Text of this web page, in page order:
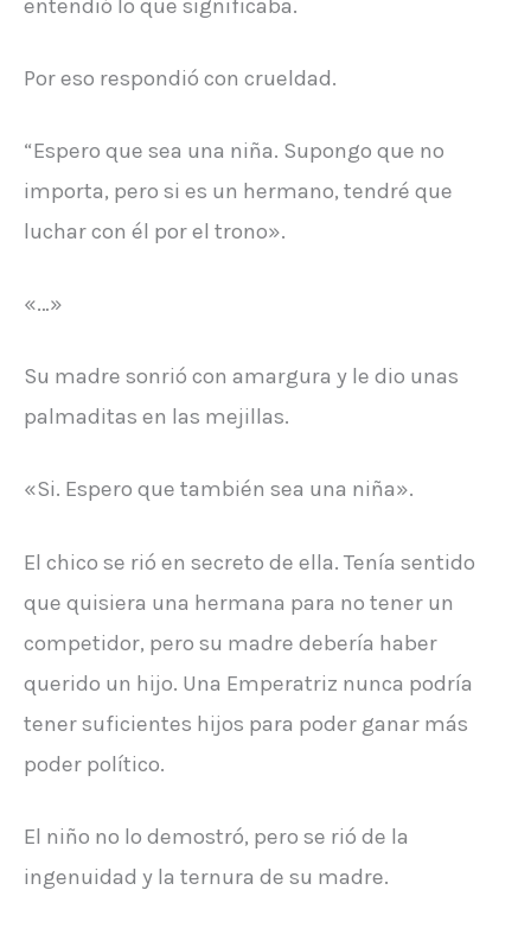
entendió lo que significaba.
Por eso respondió con crueldad.
“Espero que sea una niña. Supongo que no
importa, pero si es un hermano, tendré que
luchar con él por el trono».
«…»
Su madre sonrió con amargura y le dio unas
palmaditas en las mejillas.
«Si. Espero que también sea una niña».
El chico se rió en secreto de ella. Tenía sentido
que quisiera una hermana para no tener un
competidor, pero su madre debería haber
querido un hijo. Una Emperatriz nunca podría
tener suficientes hijos para poder ganar más
poder político.
El niño no lo demostró, pero se rió de la
ingenuidad y la ternura de su madre.